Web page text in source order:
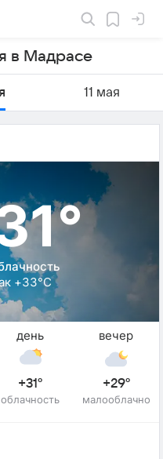
в Мадрасе
11 мая
+33°C
день
+31°
облачность
вечер
+29°
малооблачно